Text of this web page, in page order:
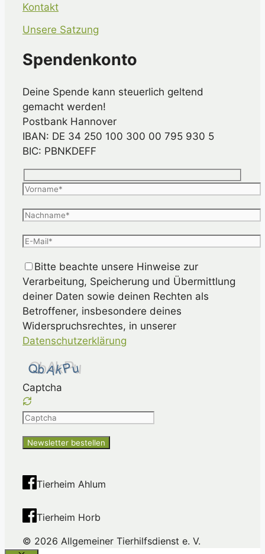
Kontakt
Unsere Satzung
Spendenkonto
Deine Spende kann steuerlich geltend
gemacht werden!
Postbank Hannover
IBAN: DE 34 250 100 300 00 795 930 5
BIC: PBNKDEFF
Bitte beachte unsere Hinweise zur
Verarbeitung, Speicherung und Übermittlung
deiner Daten sowie deinen Rechten als
Betroffener, insbesondere deines
Widerspruchsrechtes, in unserer
Datenschutzerklärung
Captcha
Please
the
shown
in
CAPTCHA
to
ensure
Tierheim Ahlum
Tierheim Horb
© 2026 Allgemeiner Tierhilfsdienst e. V.